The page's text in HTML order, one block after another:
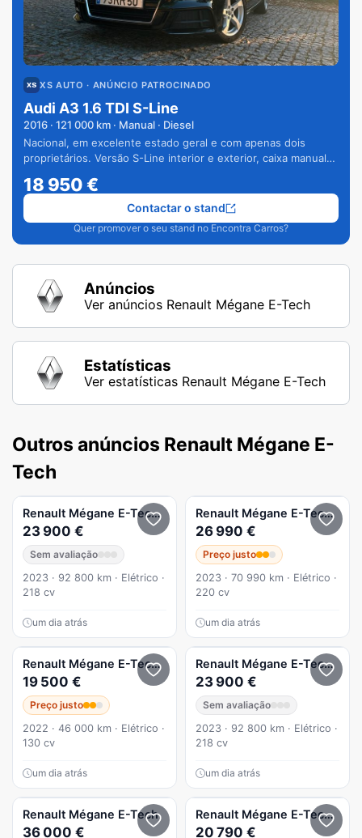
XS AUTO · ANÚNCIO PATROCINADO
Audi A3 1.6 TDI S-Line
2016 · 121 000 km · Manual · Diesel
Nacional, em excelente estado geral e com apenas dois
proprietários. Versão S-Line interior e exterior, caixa manual
18 950€
Quer promover o seu stand no Encontra Carros?
Contactar o stand
Anúncios
Ver anúncios Renault Mégane E-Tech
Estatísticas
Ver estatísticas Renault Mégane E-Tech
Outros anúncios Renault Mégane E-
Tech
Renault Mégane E-Tech EV60 220hp optimum charge
23 900 €
Sem avaliação
2023 · 92 800 km · Elétrico ·
218 cv
um dia atrás
Renault Mégane E-Tech
26 990 €
Preço justo
2023 · 70 990 km · Elétrico ·
220 cv
um dia atrás
Renault Mégane E-Tech EV40 Evolution Autonomia Urbana
19 500 €
Preço justo
2022 · 46 000 km · Elétrico ·
130 cv
um dia atrás
Renault Mégane E-Tech
23 900 €
Sem avaliação
2023 · 92 800 km · Elétrico ·
218 cv
um dia atrás
Renault Mégane E-Tech
36 000 €
Renault Mégane E-Tech
20 790 €